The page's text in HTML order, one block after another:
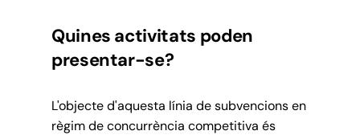
Quines activitats poden
presentar-se?
L'objecte d'aquesta línia de subvencions en
règim de concurrència competitiva és